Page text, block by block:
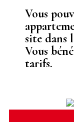
Vous
site dans
Vous
tarifs.